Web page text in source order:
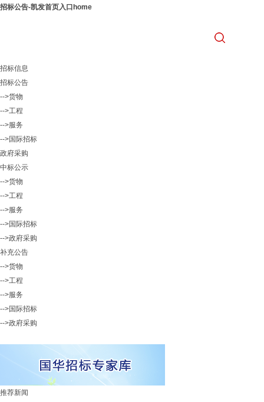
招标公告-凯发首页入口home
招标信息
招标公告
-->货物
-->工程
-->服务
-->国际招标
政府采购
中标公示
-->货物
-->工程
-->服务
-->国际招标
-->政府采购
补充公告
-->货物
-->工程
-->服务
-->国际招标
-->政府采购
推荐新闻